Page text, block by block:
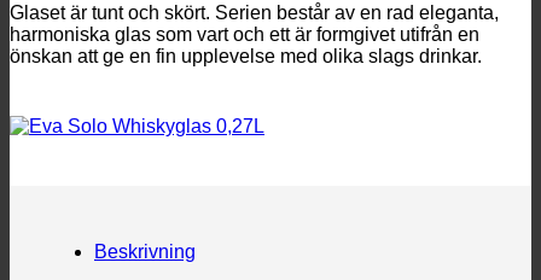
Glaset är tunt och skört. Serien består av en rad eleganta,
harmoniska glas som vart och ett är formgivet utifrån en
önskan att ge en fin upplevelse med olika slags drinkar.
Beskrivning